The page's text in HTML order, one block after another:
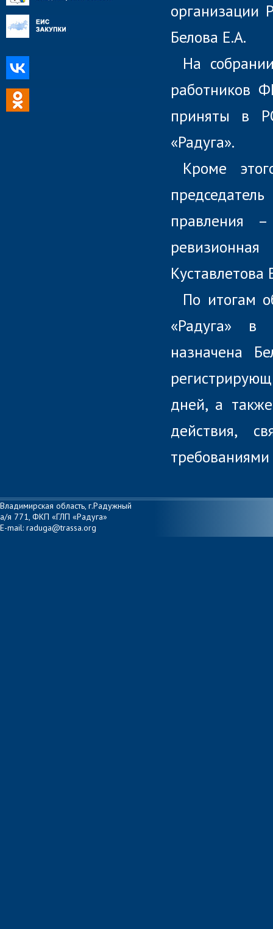
организации
Белова Е.А.
На
работников
приняты в
«Радуга».
Кроме
правления
Куставлетова
По итогам
«Радуга» в
назначена
дней, а
действия,
Владимирская область, г.Радужный
а/я 771, ФКП «ГЛП «Радуга»
E-mail: raduga@trassa.org